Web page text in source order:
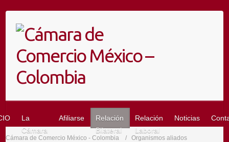
contenido
La
Cámara
Afiliarse
Relación
Bilateral
Relación
Laboral
Noticias
Cámara de Comercio México - Colombia Organismos aliados